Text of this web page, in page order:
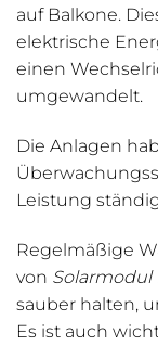
auf Balkone.
elektrische
einen
umgewandelt.
Die Anlagen
Leistung
Regelmäßige
von Solarmodul
sauber halten,
Es ist auch